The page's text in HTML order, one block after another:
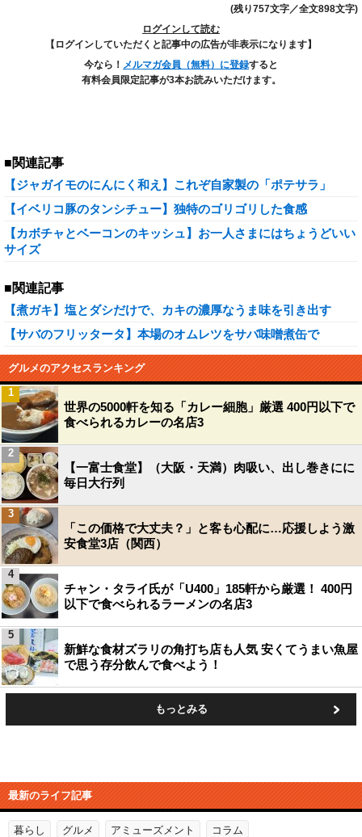
(残り757文字／全文898文字)
ログインして読む
【ログインしていただくと記事中の広告が非表示になります】
今なら！ メルマガ会員（無料）に登録すると
有料会員限定記事が3本お読みいただけます。
■関連記事
【ジャガイモのにんにく和え】これぞ自家製の「ポテサラ」
【イベリコ豚のタンシチュー】独特のゴリゴリした食感
【カボチャとベーコンのキッシュ】お一人さまにはちょうどいい
サイズ
■関連記事
【煮ガキ】塩とダシだけで、カキの濃厚なうま味を引き出す
【サバのフリッタータ】本場のオムレツをサバ味噌煮缶で
グルメのアクセスランキング
世界の5000軒を知る「カレー細胞」厳選 400円以下で
食べられるカレーの名店3
1
【一富士食堂】（大阪・天満）肉吸い、出し巻きにに
毎日大行列
2
「この価格で大丈夫？」と客も心配に…応援しよう激
安食堂3店（関西）
3
チャン・タライ氏が「U400」185軒から厳選！ 400円
以下で食べられるラーメンの名店3
4
新鮮な食材ズラリの角打ち店も人気 安くてうまい魚屋
で思う存分飲んで食べよう！
5
もっとみる
最新のライフ記事
暮らし グルメ アミューズメント コラム